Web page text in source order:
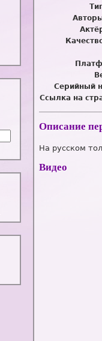
Серийный
Ссылка на
Описание
На русском
Видео